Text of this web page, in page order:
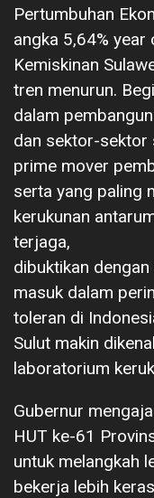
Pertumbuhan
angka 5,64% year
Kemiskinan
tren menurun.
dalam
dan sektor-sektor
prime mover
serta yang paling
kerukunan
terjaga,
dibuktikan
masuk dalam
toleran di
Sulut makin
laboratorium
Gubernur
HUT ke-61
untuk melangkah
bekerja lebih